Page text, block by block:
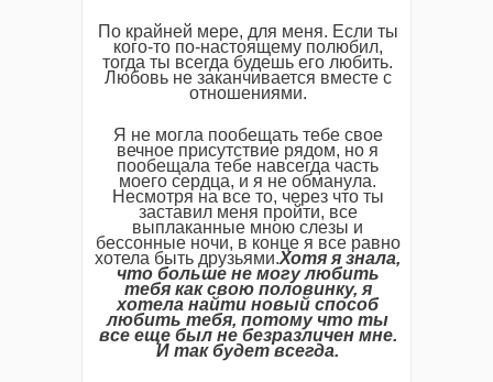
По крайней мере, для меня. Если ты
кого-то по-настоящему полюбил,
тогда ты всегда будешь его любить.
Любовь не заканчивается вместе с
отношениями.
Я не могла пообещать тебе свое
вечное присутствие рядом, но я
пообещала тебе навсегда часть
моего сердца, и я не обманула.
Несмотря на все то, через что ты
заставил меня пройти, все
выплаканные мною слезы и
бессонные ночи, в конце я все равно
хотела быть друзьями.Хотя я знала,
что больше не могу любить
тебя как свою половинку, я
хотела найти новый способ
любить тебя, потому что ты
все еще был не безразличен мне.
И так будет всегда.